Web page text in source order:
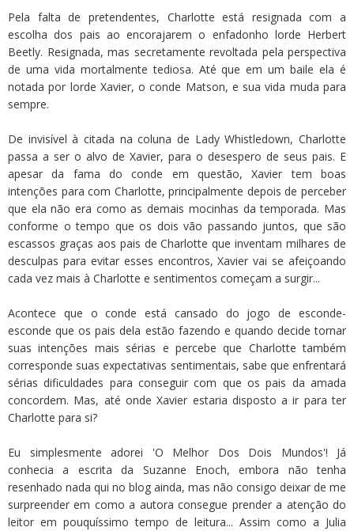
Pela falta de pretendentes, Charlotte está resignada com a
escolha dos pais ao encorajarem o enfadonho lorde Herbert
Beetly. Resignada, mas secretamente revoltada pela perspectiva
de uma vida mortalmente tediosa. Até que em um baile ela é
notada por lorde Xavier, o conde Matson, e sua vida muda para
sempre.
De invisível à citada na coluna de Lady Whistledown, Charlotte
passa a ser o alvo de Xavier, para o desespero de seus pais. E
apesar da fama do conde em questão, Xavier tem boas
intenções para com Charlotte, principalmente depois de perceber
que ela não era como as demais mocinhas da temporada. Mas
conforme o tempo que os dois vão passando juntos, que são
escassos graças aos pais de Charlotte que inventam milhares de
desculpas para evitar esses encontros, Xavier vai se afeiçoando
cada vez mais à Charlotte e sentimentos começam a surgir...
Acontece que o conde está cansado do jogo de esconde-
esconde que os pais dela estão fazendo e quando decide tornar
suas intenções mais sérias e percebe que Charlotte também
corresponde suas expectativas sentimentais, sabe que enfrentará
sérias dificuldades para conseguir com que os pais da amada
concordem. Mas, até onde Xavier estaria disposto a ir para ter
Charlotte para si?
Eu simplesmente adorei 'O Melhor Dos Dois Mundos'! Já
conhecia a escrita da Suzanne Enoch, embora não tenha
resenhado nada qui no blog ainda, mas não consigo deixar de me
surpreender em como a autora consegue prender a atenção do
leitor em pouquíssimo tempo de leitura... Assim como a Julia